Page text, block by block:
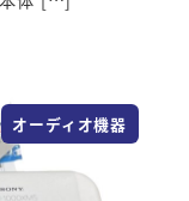
オーディオ機器